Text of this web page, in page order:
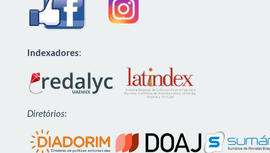
Indexadores:
Diretórios: